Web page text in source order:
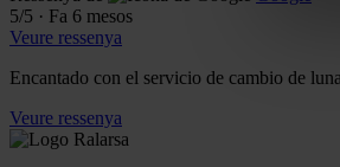
5/5 · Fa 6 mesos
Veure ressenya
Encantado con el servicio de cambio de
Veure ressenya